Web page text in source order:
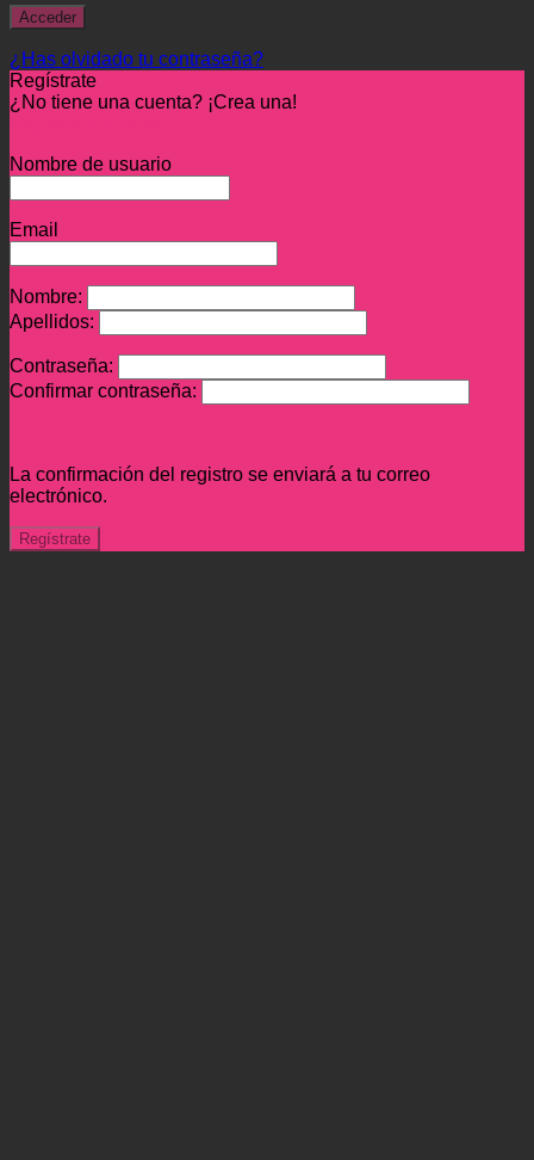
¿Has olvidado tu contraseña?
Regístrate
¿No tiene una cuenta? ¡Crea una!
Nombre de usuario
Email
Nombre:
Apellidos:
Contraseña:
Confirmar contraseña:
La confirmación del registro se enviará a tu correo
electrónico.